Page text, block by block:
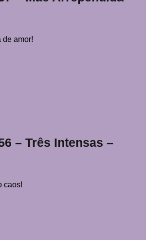
de amor!
– Três Intensas –
caos!